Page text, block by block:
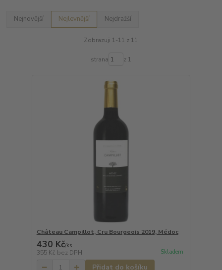
Nejnovější Nejlevnější Nejdražší
Zobrazuji 1-11 z 11
strana z 1
Château Campillot, Cru Bourgeois 2019, Médoc
430 Kč/ks
355 Kč bez DPH Skladem
Přidat do košíku